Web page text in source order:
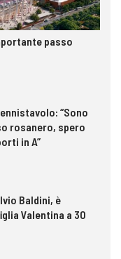
passo
“Sono
rosanero, spero
in A”
Baldini, è
Valentina a 30